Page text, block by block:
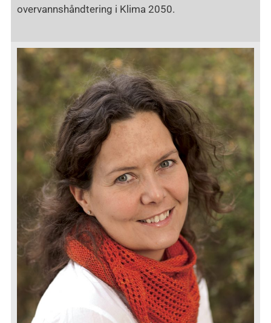
overvannshåndtering i Klima 2050.